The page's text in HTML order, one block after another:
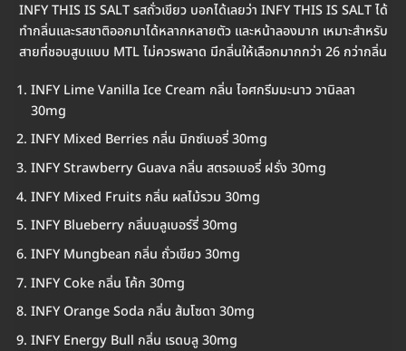
INFY THIS IS SALT รสถั่วเขียว บอกได้เลยว่า INFY THIS IS SALT ได้
ทำกลิ่นและรสชาติออกมาได้หลากหลายตัว และหน้าลองมาก เหมาะสำหรับ
สายที่ชอบสูบแบบ MTL ไม่ควรพลาด มีกลิ่นให้เลือกมากกว่า 26 กว่ากลิ่น
INFY Lime Vanilla Ice Cream กลิ่น ไอศกรีมมะนาว วานิลลา
30mg
INFY Mixed Berries กลิ่น มิกซ์เบอรี่ 30mg
INFY Strawberry Guava กลิ่น สตรอเบอรี่ ฝรั่ง 30mg
INFY Mixed Fruits กลิ่น ผลไม้รวม 30mg
INFY Blueberry กลิ่นบลูเบอร์รี่ 30mg
INFY Mungbean กลิ่น ถั่วเขียว 30mg
INFY Coke กลิ่น โค้ก 30mg
INFY Orange Soda กลิ่น ส้มโซดา 30mg
INFY Energy Bull กลิ่น เรดบลู 30mg